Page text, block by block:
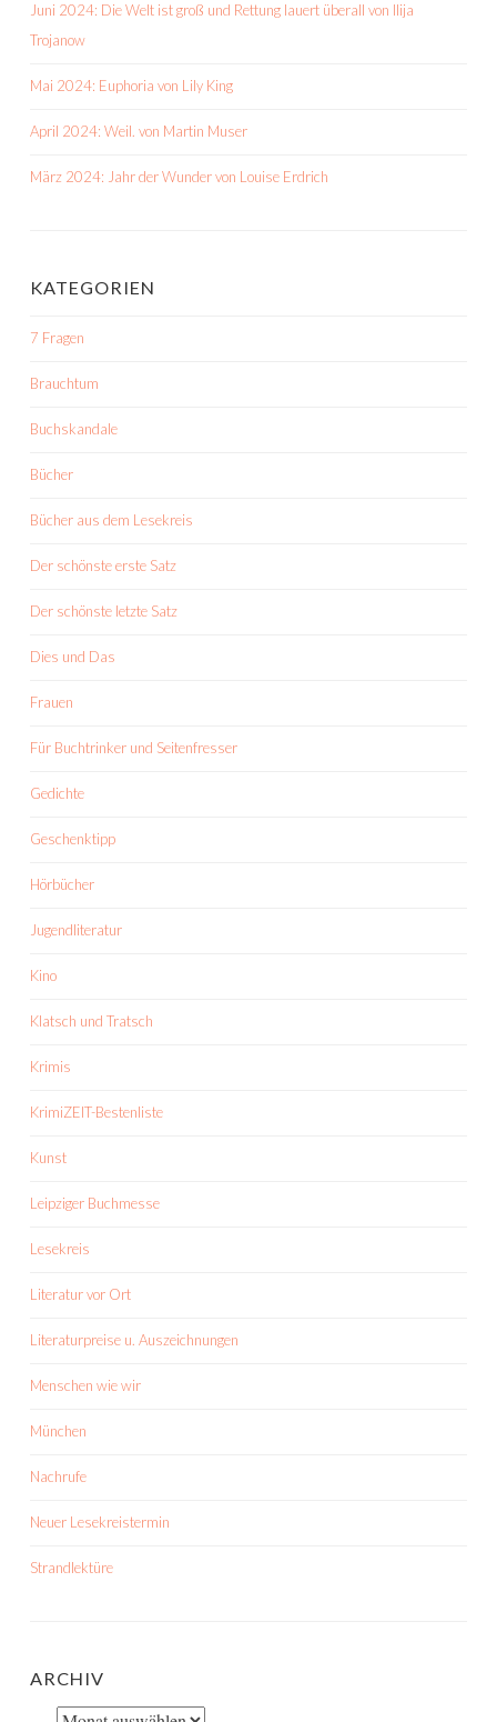
Juni 2024: Die Welt ist groß und Rettung lauert überall von Ilija
Trojanow
Mai 2024: Euphoria von Lily King
April 2024: Weil. von Martin Muser
März 2024: Jahr der Wunder von Louise Erdrich
KATEGORIEN
7 Fragen
Brauchtum
Buchskandale
Bücher
Bücher aus dem Lesekreis
Der schönste erste Satz
Der schönste letzte Satz
Dies und Das
Frauen
Für Buchtrinker und Seitenfresser
Gedichte
Geschenktipp
Hörbücher
Jugendliteratur
Kino
Klatsch und Tratsch
Krimis
KrimiZEIT-Bestenliste
Kunst
Leipziger Buchmesse
Lesekreis
Literatur vor Ort
Literaturpreise u. Auszeichnungen
Menschen wie wir
München
Nachrufe
Neuer Lesekreistermin
Strandlektüre
ARCHIV